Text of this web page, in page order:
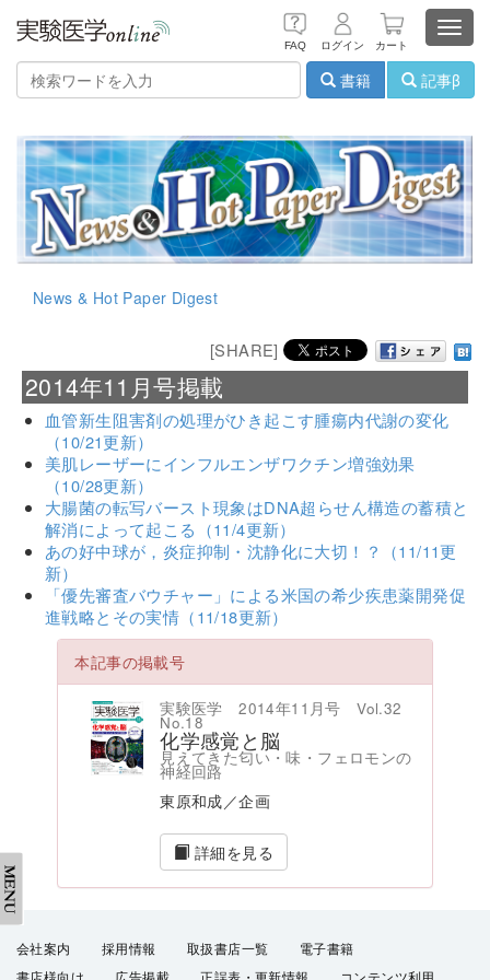
FAQ ログイン カート
書籍
記事β
News & Hot Paper Digest
[SHARE]
2014年11月号掲載
血管新生阻害剤の処理がひき起こす腫瘍内代謝の変化
（10/21更新）
美肌レーザーにインフルエンザワクチン増強効果
（10/28更新）
大腸菌の転写バースト現象はDNA超らせん構造の蓄積と
解消によって起こる（11/4更新）
あの好中球が，炎症抑制・沈静化に大切！？（11/11更
新）
「優先審査バウチャー」による米国の希少疾患薬開発促
進戦略とその実情（11/18更新）
本記事の掲載号
実験医学 2014年11月号 Vol.32
No.18
化学感覚と脳
見えてきた匂い・味・フェロモンの
神経回路
東原和成／企画
詳細を見る
会社案内 採用情報 取扱書店一覧
電子書籍